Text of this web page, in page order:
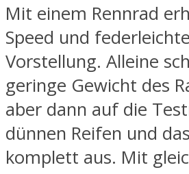
Mit einem Rennrad
Speed und
Vorstellung. Alleine
geringe Gewicht des
aber dann auf die
dünnen Reifen und
komplett aus. Mit